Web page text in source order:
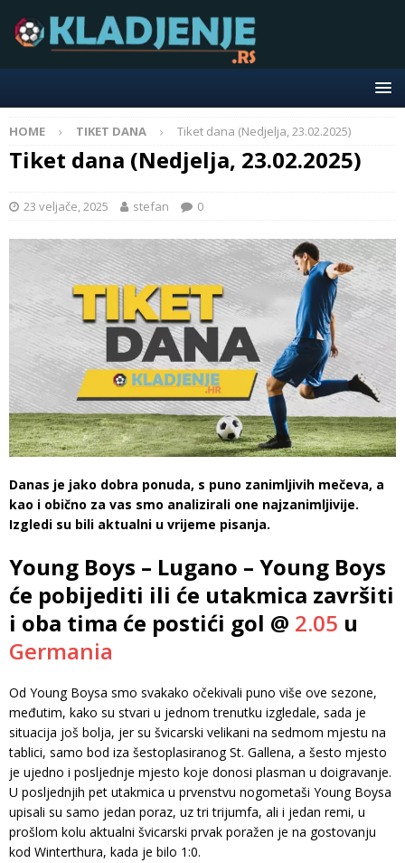
HOME TIKET DANA Tiket dana (Nedjelja, 23.02.2025)
Tiket dana (Nedjelja, 23.02.2025)
23 veljače, 2025 stefan 0
Danas je jako dobra ponuda, s puno zanimljivih mečeva, a
kao i obično za vas smo analizirali one najzanimljivije.
Izgledi su bili aktualni u vrijeme pisanja.
Young Boys – Lugano – Young Boys
će pobijediti ili će utakmica završiti
i oba tima će postići gol @ 2.05 u
Germania
Od Young Boysa smo svakako očekivali puno više ove sezone,
međutim, kako su stvari u jednom trenutku izgledale, sada je
situacija još bolja, jer su švicarski velikani na sedmom mjestu na
tablici, samo bod iza šestoplasiranog St. Gallena, a šesto mjesto
je ujedno i posljednje mjesto koje donosi plasman u doigravanje.
U posljednjih pet utakmica u prvenstvu nogometaši Young Boysa
upisali su samo jedan poraz, uz tri trijumfa, ali i jedan remi, u
prošlom kolu aktualni švicarski prvak poražen je na gostovanju
kod Winterthura, kada je bilo 1:0.